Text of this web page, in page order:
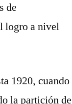
de
logro a nivel
1920, cuando
la partición de